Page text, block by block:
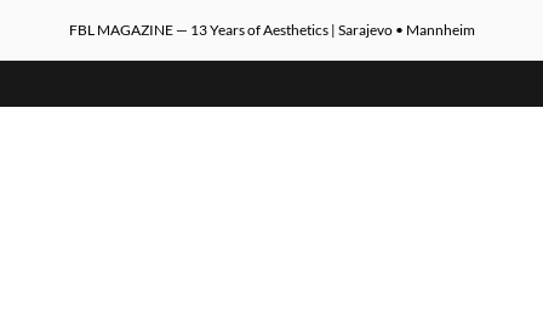
FBL MAGAZINE — 13 Years of Aesthetics | Sarajevo • Mannheim